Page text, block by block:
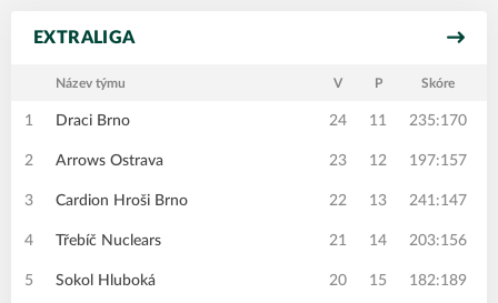
EXTRALIGA
Název týmu V P Skóre
1 Draci Brno 24 11 235:170
2 Arrows Ostrava 23 12 197:157
3 Cardion Hroši Brno 22 13 241:147
4 Třebíč Nuclears 21 14 203:156
5 Sokol Hluboká 20 15 182:189